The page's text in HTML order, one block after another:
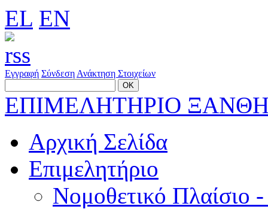
EL EN
Εγγραφή Σύνδεση Ανάκτηση Στοιχείων
ΕΠΙΜΕΛΗΤΗΡΙΟ
Αρχική Σελίδα
Επιμελητήριο
Νομοθετικό Πλαίσιο